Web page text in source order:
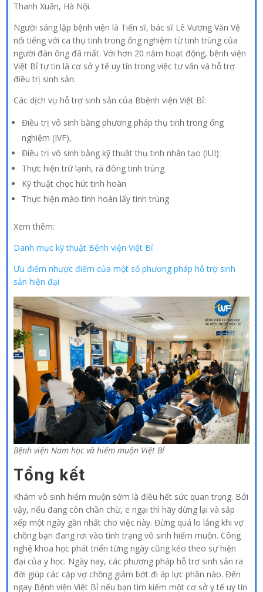
Thanh Xuân, Hà Nội.
Người sáng lập bệnh viện là Tiến sĩ, bác sĩ Lê Vương Văn Vệ
nổi tiếng với ca thụ tinh trong ống nghiệm từ tinh trùng của
người đàn ông đã mất. Với hơn 20 năm hoạt động, bệnh viện
Việt Bỉ tự tin là cơ sở y tế uy tín trong việc tư vấn và hỗ trợ
điều trị sinh sản.
Các dịch vụ hỗ trợ sinh sản của Bbệnh viện Việt Bỉ:
Điều trị vô sinh bằng phương pháp thụ tinh trong ống
nghiệm (IVF),
Điều trị vô sinh bằng kỹ thuật thụ tinh nhân tạo (IUI)
Thực hiện trữ lạnh, rã đông tinh trùng
Kỹ thuật chọc hút tinh hoàn
Thực hiện mào tinh hoàn lấy tinh trùng
Xem thêm:
Danh mục kỹ thuật Bệnh viện Việt Bỉ
Ưu điểm nhược điểm của một số phương pháp hỗ trợ sinh
sản hiện đại
Bệnh viện Nam học và hiếm muộn Việt Bỉ
Tổng kết
Khám vô sinh hiếm muộn sớm là điều hết sức quan trọng. Bởi
vậy, nếu đang còn chần chừ, e ngại thì hãy dừng lại và sắp
xếp một ngày gần nhất cho việc này. Đừng quá lo lắng khi vợ
chồng bạn đang rơi vào tình trạng vô sinh hiếm muộn. Công
nghệ khoa học phát triển từng ngày cũng kéo theo sự hiện
đại của y học. Ngày nay, các phương pháp hỗ trợ sinh sản ra
đời giúp các cặp vợ chồng giảm bớt đi áp lực phần nào. Đến
ngay Bệnh viện Việt Bỉ nếu bạn tìm kiếm một cơ sở y tế uy tín